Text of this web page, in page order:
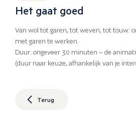
Het gaat goed
Van wol tot garen, tot weven, tot touw:
met garen te werken.
Duur: ongeveer 30 minuten – de
(duur naar keuze, afhankelijk van je
Terug